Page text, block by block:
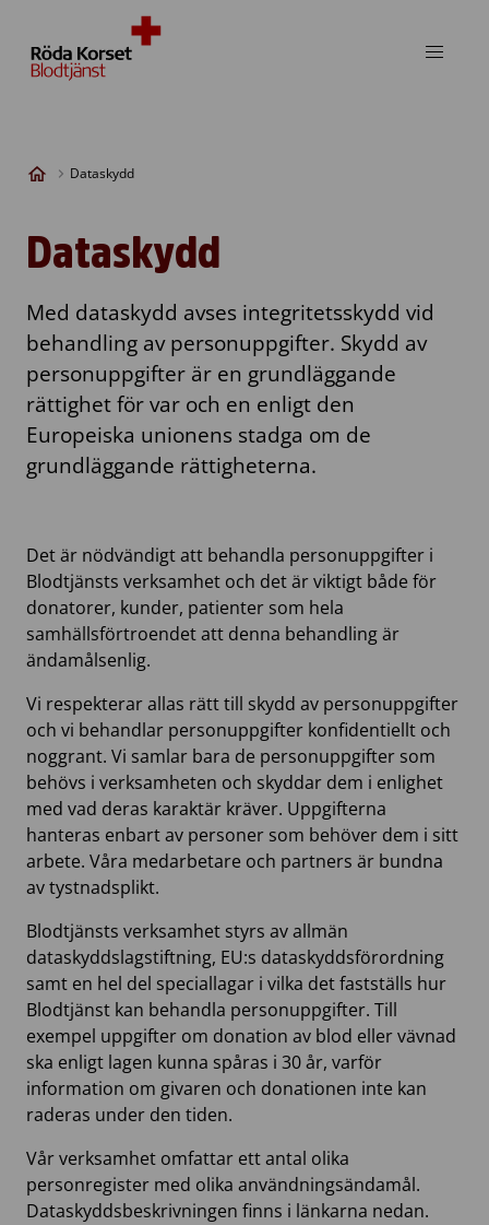
Dataskydd
Dataskydd
Med dataskydd avses integritetsskydd vid
behandling av personuppgifter. Skydd av
personuppgifter är en grundläggande
rättighet för var och en enligt den
Europeiska unionens stadga om de
grundläggande rättigheterna.
Det är nödvändigt att behandla personuppgifter i
Blodtjänsts verksamhet och det är viktigt både för
donatorer, kunder, patienter som hela
samhällsförtroendet att denna behandling är
ändamålsenlig.
Vi respekterar allas rätt till skydd av personuppgifter
och vi behandlar personuppgifter konfidentiellt och
noggrant. Vi samlar bara de personuppgifter som
behövs i verksamheten och skyddar dem i enlighet
med vad deras karaktär kräver. Uppgifterna
hanteras enbart av personer som behöver dem i sitt
arbete. Våra medarbetare och partners är bundna
av tystnadsplikt.
Blodtjänsts verksamhet styrs av allmän
dataskyddslagstiftning, EU:s dataskyddsförordning
samt en hel del speciallagar i vilka det fastställs hur
Blodtjänst kan behandla personuppgifter. Till
exempel uppgifter om donation av blod eller vävnad
ska enligt lagen kunna spåras i 30 år, varför
information om givaren och donationen inte kan
raderas under den tiden.
Vår verksamhet omfattar ett antal olika
personregister med olika användningsändamål.
Dataskyddsbeskrivningen finns i länkarna nedan.